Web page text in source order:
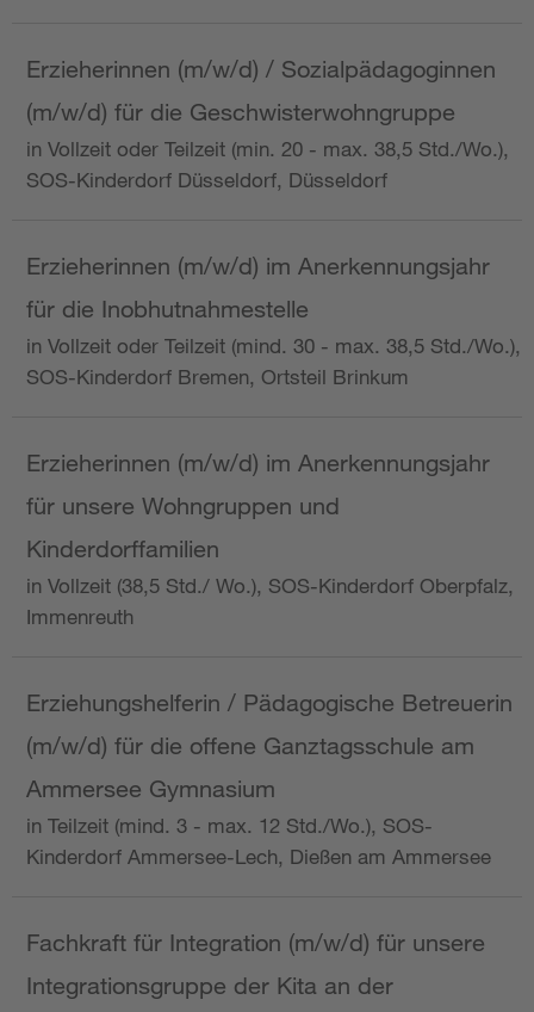
Erzieherinnen (m/w/d) / Sozialpädagoginnen
(m/w/d) für die Geschwisterwohngruppe
in Vollzeit oder Teilzeit (min. 20 - max. 38,5 Std./Wo.),
SOS-Kinderdorf Düsseldorf, Düsseldorf
Erzieherinnen (m/w/d) im Anerkennungsjahr
für die Inobhutnahmestelle
in Vollzeit oder Teilzeit (mind. 30 - max. 38,5 Std./Wo.),
SOS-Kinderdorf Bremen, Ortsteil Brinkum
Erzieherinnen (m/w/d) im Anerkennungsjahr
für unsere Wohngruppen und
Kinderdorffamilien
in Vollzeit (38,5 Std./ Wo.), SOS-Kinderdorf Oberpfalz,
Immenreuth
Erziehungshelferin / Pädagogische Betreuerin
(m/w/d) für die offene Ganztagsschule am
Ammersee Gymnasium
in Teilzeit (mind. 3 - max. 12 Std./Wo.), SOS-
Kinderdorf Ammersee-Lech, Dießen am Ammersee
Fachkraft für Integration (m/w/d) für unsere
Integrationsgruppe der Kita an der